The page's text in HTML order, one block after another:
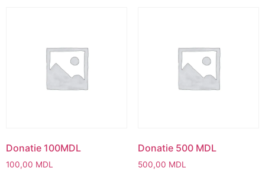
Donatie 100MDL
100,00 MDL
Donatie 500 MDL
500,00 MDL